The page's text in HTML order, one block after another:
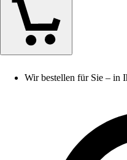
Wir bestellen für Sie – in